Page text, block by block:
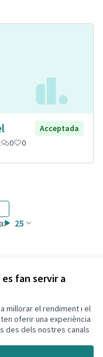
fan servir a
millorar el rendiment i el
oferir una experiència
des dels nostres canals
Acceptada
0 0
25